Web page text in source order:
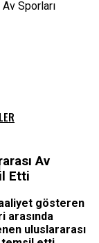
Av
Etti
gösteren
arasında
uluslararası